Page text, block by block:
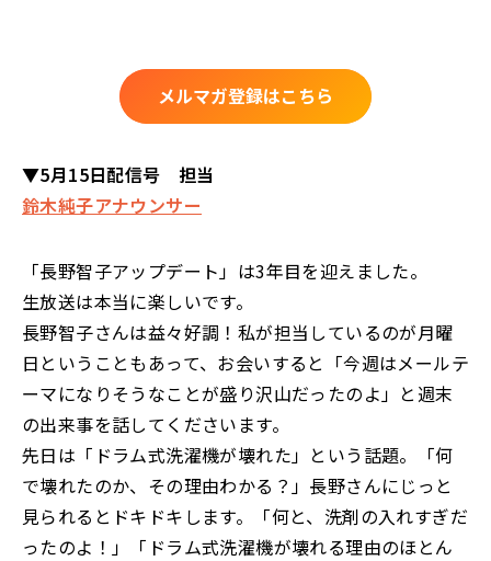
メルマガ登録はこちら
▼5月15日配信号 担当
鈴木純子アナウンサー
「長野智子アップデート」は3年目を迎えました。
生放送は本当に楽しいです。
長野智子さんは益々好調！私が担当しているのが月曜
日ということもあって、お会いすると「今週はメールテ
ーマになりそうなことが盛り沢山だったのよ」と週末
の出来事を話してくださいます。
先日は「ドラム式洗濯機が壊れた」という話題。「何
で壊れたのか、その理由わかる？」長野さんにじっと
見られるとドキドキします。「何と、洗剤の入れすぎだ
ったのよ！」「ドラム式洗濯機が壊れる理由のほとん